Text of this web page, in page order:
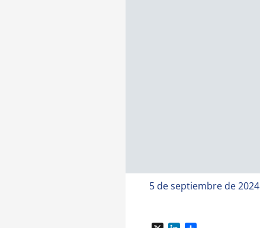
5 de septiembre de 2024